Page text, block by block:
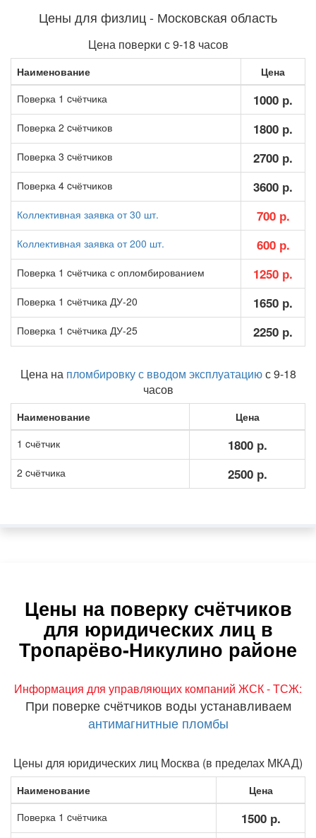
Цены для физлиц - Московская область
Цена поверки с 9-18 часов
Наименование
Цена
Поверка 1 cчётчика
1000 р.
Поверка 2 cчётчиков 1800 р.
Поверка 3 cчётчиков 2700 р.
Поверка 4 cчётчиков 3600 р.
Коллективная заявка от 30 шт. 700 р.
Коллективная заявка от 200 шт. 600 р.
Поверка 1 cчётчика с опломбированием 1250 р.
Поверка 1 cчётчика ДУ-20 1650 р.
Поверка 1 cчётчика ДУ-25 2250 р.
Цена на пломбировку с вводом эксплуатациюс 9-18
часов
Наименование
Цена
1 cчётчик
1800 р.
2 cчётчика 2500 р.
Цены на поверку счётчиков
для юридических лиц в
Тропарёво-Никулино районе
Информация для управляющих компаний ЖСК - ТСЖ:
При поверке счётчиков воды устанавливаем
антимагнитные пломбы
Цены для юридических лиц Москва (в пределах МКАД)
Наименование
Цена
Поверка 1 cчётчика
1500 р.